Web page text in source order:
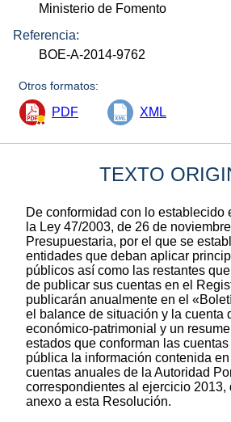
Ministerio de Fomento
Referencia:
BOE-A-2014-9762
Otros formatos:
PDF XML
TEXTO
De conformidad con lo establecido
la Ley 47/2003, de 26 de
Presupuestaria, por el que se
entidades que deban aplicar
públicos así como las restantes
de publicar sus cuentas en el
publicarán anualmente en el
el balance de situación y la cuenta
económico-patrimonial y un
estados que conforman las
pública la información contenida
cuentas anuales de la Autoridad
correspondientes al ejercicio 2013,
anexo a esta Resolución.